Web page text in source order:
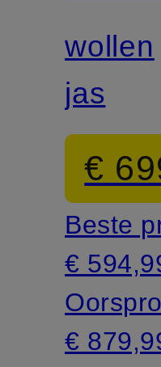
wollen
jas
€
Beste
€
€